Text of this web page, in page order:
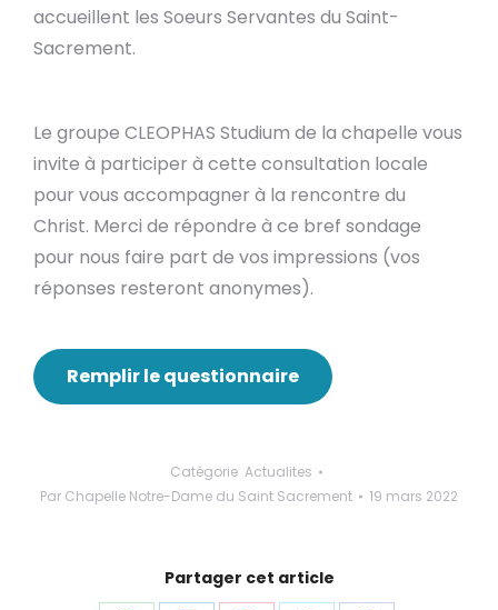
accueillent les Soeurs Servantes du Saint-
Sacrement.
Le groupe CLEOPHAS Studium de la chapelle vous
invite à participer à cette consultation locale
pour vous accompagner à la rencontre du
Christ. Merci de répondre à ce bref sondage
pour nous faire part de vos impressions (vos
réponses resteront anonymes).
Remplir le questionnaire
Catégorie Actualites
Par Chapelle Notre-Dame du Saint Sacrement 19 mars 2022
Partager cet article